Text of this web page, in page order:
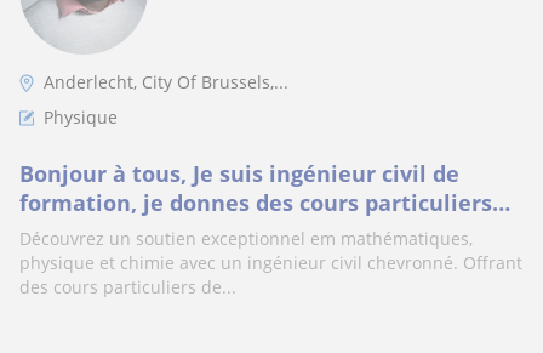
Anderlecht, City Of Brussels,...
Physique
Bonjour à tous, Je suis ingénieur civil de
formation, je donnes des cours particuliers
en Maths, Physique er chimie
Découvrez un soutien exceptionnel em mathématiques,
physique et chimie avec un ingénieur civil chevronné. Offrant
des cours particuliers de...